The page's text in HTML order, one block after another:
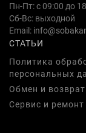
Пн-Пт: с 09:00 до
Сб-Вс: выходной
Email:
СТАТЬИ
Политика
персональных
Обмен и
Сервис и